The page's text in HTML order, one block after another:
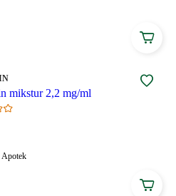
mikstur 2,2 mg/ml
Apotek:
Apotek